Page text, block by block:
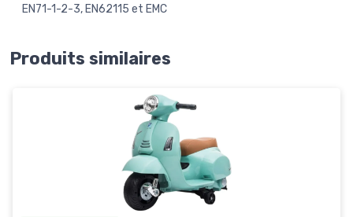
EN71-1-2-3, EN62115 et EMC
Produits similaires